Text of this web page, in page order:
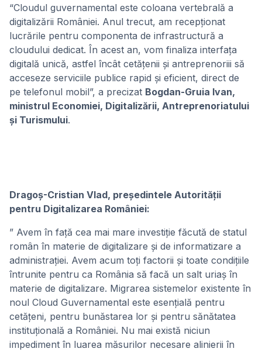
“Cloudul guvernamental este coloana vertebrală a
digitalizării României. Anul trecut, am recepționat
lucrările pentru componenta de infrastructură a
cloudului dedicat. În acest an, vom finaliza interfața
digitală unică, astfel încât cetățenii și antreprenoriii să
acceseze serviciile publice rapid și eficient, direct de
pe telefonul mobil”, a precizat Bogdan-Gruia Ivan,
ministrul Economiei, Digitalizării, Antreprenoriatului
și Turismului.
Dragoș-Cristian Vlad, președintele Autorității
pentru Digitalizarea României:
” Avem în față cea mai mare investiție făcută de statul
român în materie de digitalizare și de informatizare a
administrației. Avem acum toți factorii și toate condițiile
întrunite pentru ca România să facă un salt uriaș în
materie de digitalizare. Migrarea sistemelor existente în
noul Cloud Guvernamental este esențială pentru
cetățeni, pentru bunăstarea lor și pentru sănătatea
instituțională a României. Nu mai există niciun
impediment în luarea măsurilor necesare alinierii în